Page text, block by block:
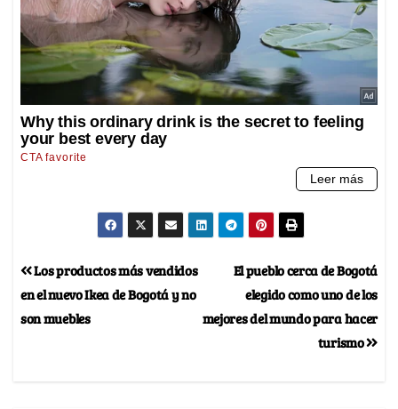
El pueblo cerca de Bogotá
elegido como uno de los
mejores del mundo para hacer
turismo
Los productos más vendidos
en el nuevo Ikea de Bogotá y no
son muebles